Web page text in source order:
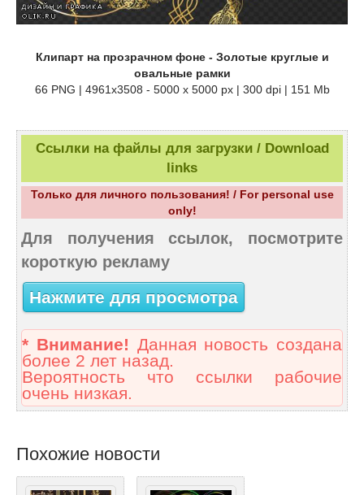
Клипарт на прозрачном фоне - Золотые круглые и
овальные рамки
66 PNG | 4961x3508 - 5000 x 5000 px | 300 dpi | 151 Mb
Ссылки на файлы для загрузки / Download
links
Только для личного пользования! / For personal use
only!
Для получения ссылок, посмотрите
короткую рекламу
Нажмите для просмотра
* Внимание! Данная новость создана
более 2 лет назад.
Вероятность что ссылки рабочие
очень низкая.
Похожие новости